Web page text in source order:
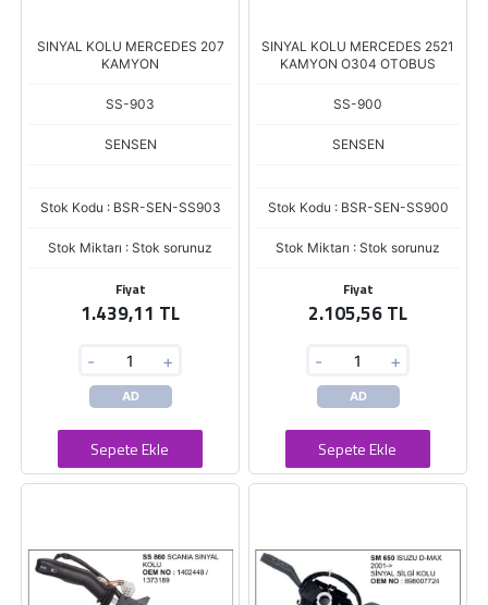
SINYAL KOLU MERCEDES 207
KAMYON
SS-903
SENSEN
Stok Kodu : BSR-SEN-SS903
Stok Miktarı : Stok sorunuz
Fiyat
1.439,11 TL
- +
AD
Sepete Ekle
SINYAL KOLU MERCEDES 2521
KAMYON O304 OTOBUS
SS-900
SENSEN
Stok Kodu : BSR-SEN-SS900
Stok Miktarı : Stok sorunuz
Fiyat
2.105,56 TL
- +
AD
Sepete Ekle